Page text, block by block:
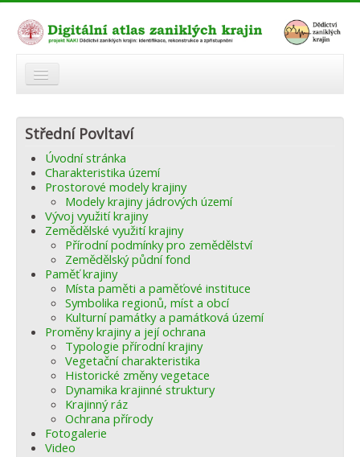
Modelová území
Zaniklé krajiny
Odkazy
Fórum
Autoři
Střední Povltaví
Úvodní stránka
Charakteristika území
Prostorové modely krajiny
Modely krajiny jádrových území
Vývoj využití krajiny
Zemědělské využití krajiny
Přírodní podmínky pro zemědělství
Zemědělský půdní fond
Paměť krajiny
Místa paměti a paměťové instituce
Symbolika regionů, míst a obcí
Kulturní památky a památková území
Proměny krajiny a její ochrana
Typologie přírodní krajiny
Vegetační charakteristika
Historické změny vegetace
Dynamika krajinné struktury
Krajinný ráz
Ochrana přírody
Fotogalerie
Video